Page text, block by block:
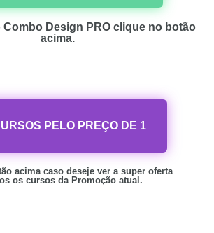
Combo Design PRO clique no botão
acima.
PELO PREÇO DE 1
acima caso deseje ver a super oferta
os cursos da Promoção atual.